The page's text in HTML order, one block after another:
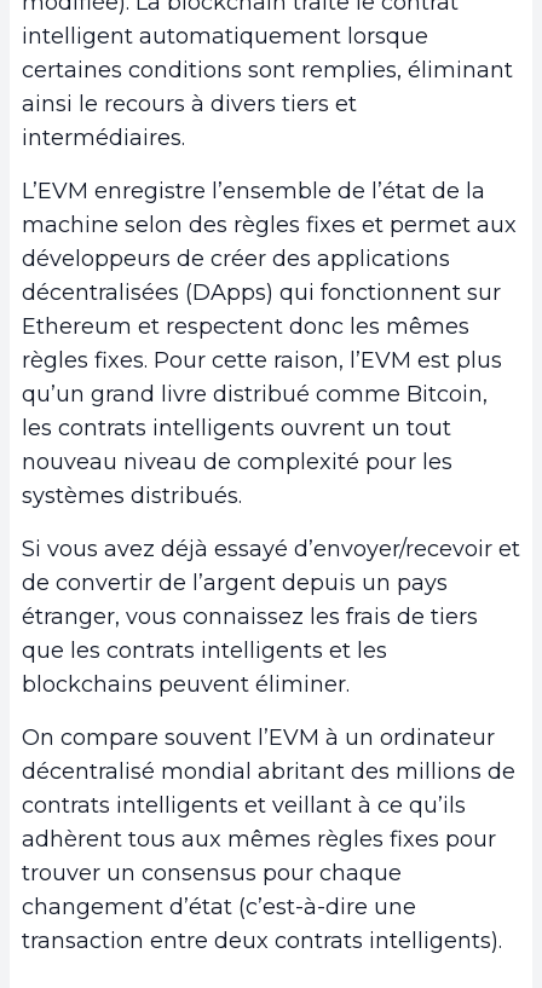
intelligent automatiquement lorsque
certaines conditions sont remplies, éliminant
ainsi le recours à divers tiers et
intermédiaires.
L’EVM enregistre l’ensemble de l’état de la
machine selon des règles fixes et permet aux
développeurs de créer des applications
décentralisées (DApps) qui fonctionnent sur
Ethereum et respectent donc les mêmes
règles fixes. Pour cette raison, l’EVM est plus
qu’un grand livre distribué comme Bitcoin,
les contrats intelligents ouvrent un tout
nouveau niveau de complexité pour les
systèmes distribués.
Si vous avez déjà essayé d’envoyer/recevoir et
de convertir de l’argent depuis un pays
étranger, vous connaissez les frais de tiers
que les contrats intelligents et les
blockchains peuvent éliminer.
On compare souvent l’EVM à un ordinateur
décentralisé mondial abritant des millions de
contrats intelligents et veillant à ce qu’ils
adhèrent tous aux mêmes règles fixes pour
trouver un consensus pour chaque
changement d’état (c’est-à-dire une
transaction entre deux contrats intelligents).